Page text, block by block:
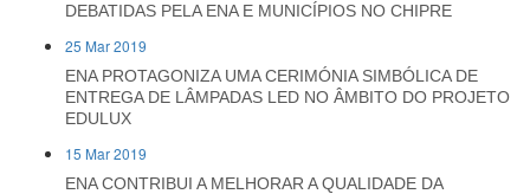
DEBATIDAS PELA ENA E MUNICÍPIOS NO CHIPRE
25 Mar 2019
ENA PROTAGONIZA UMA CERIMÓNIA SIMBÓLICA DE
ENTREGA DE LÂMPADAS LED NO ÂMBITO DO PROJETO
EDULUX
15 Mar 2019
ENA CONTRIBUI A MELHORAR A QUALIDADE DA